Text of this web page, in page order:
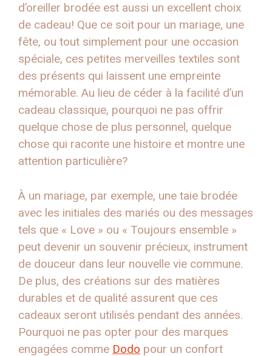
d’oreiller brodée est aussi un excellent choix
de cadeau! Que ce soit pour un mariage, une
fête, ou tout simplement pour une occasion
spéciale, ces petites merveilles textiles sont
des présents qui laissent une empreinte
mémorable. Au lieu de céder à la facilité d’un
cadeau classique, pourquoi ne pas offrir
quelque chose de plus personnel, quelque
chose qui raconte une histoire et montre une
attention particulière?
À un mariage, par exemple, une taie brodée
avec les initiales des mariés ou des messages
tels que « Love » ou « Toujours ensemble »
peut devenir un souvenir précieux, instrument
de douceur dans leur nouvelle vie commune.
De plus, des créations sur des matières
durables et de qualité assurent que ces
cadeaux seront utilisés pendant des années.
Pourquoi ne pas opter pour des marques
engagées comme Dodo pour un confort